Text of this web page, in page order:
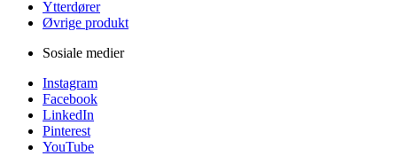
Ytterdører
Øvrige produkt
Sosiale medier
Instagram
Facebook
LinkedIn
Pinterest
YouTube